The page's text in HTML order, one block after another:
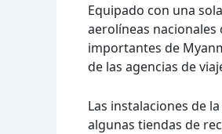
Equipado con una
aerolíneas nacionales
importantes de
de las agencias de
Las instalaciones de
algunas tiendas de